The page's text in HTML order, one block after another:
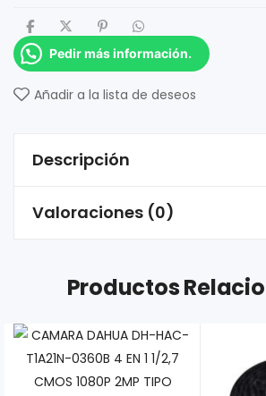
Pedir más información.
Añadir a la lista de deseos
Descripción
Valoraciones (0)
Productos